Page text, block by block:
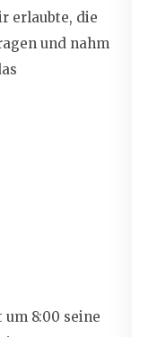
erlaubte, die
und nahm
8:00 seine